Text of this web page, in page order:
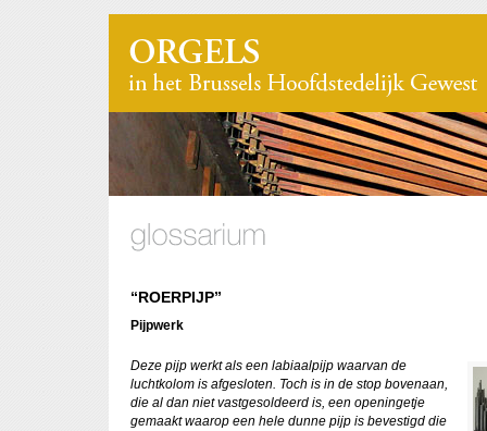
“ROERPIJP”
Pijpwerk
Deze pijp werkt als een labiaalpijp waarvan de
luchtkolom is afgesloten. Toch is in de stop bovenaan,
die al dan niet vastgesoldeerd is, een openingetje
gemaakt waarop een hele dunne pijp is bevestigd die